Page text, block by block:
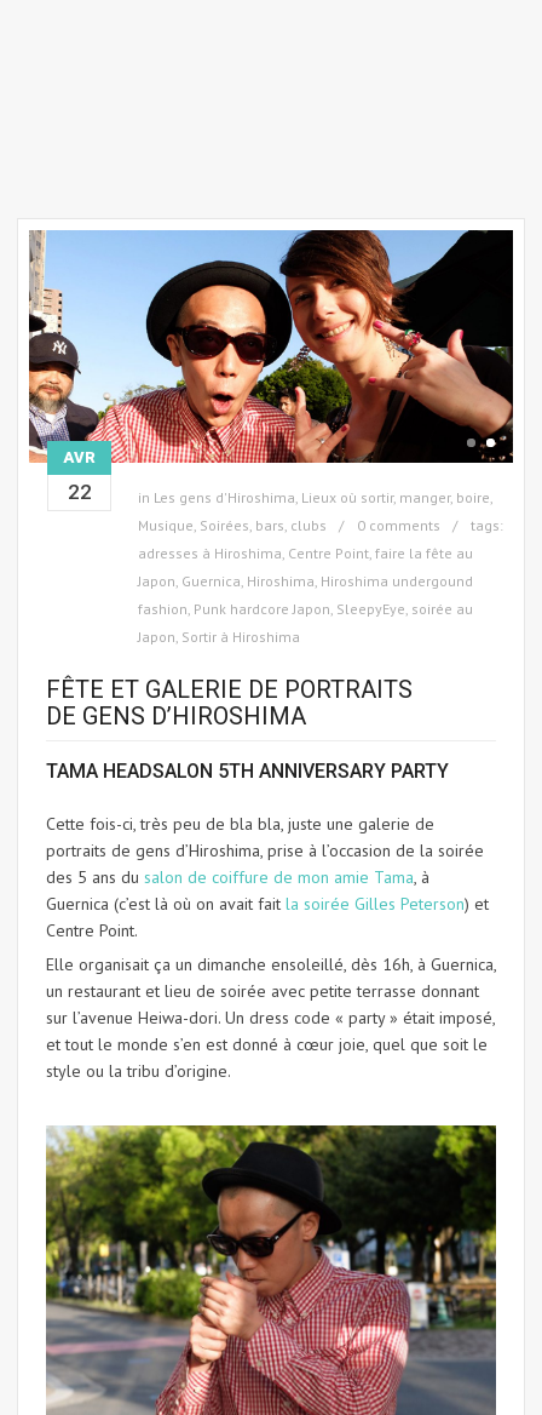
AVR
22 in Les gens d'Hiroshima, Lieux où sortir, manger, boire,
Musique, Soirées, bars, clubs 0 comments
tags:
adresses à Hiroshima, Centre Point, faire la fête au
Japon, Guernica, Hiroshima, Hiroshima undergound
fashion, Punk hardcore Japon, SleepyEye, soirée au
Japon, Sortir à Hiroshima
FÊTE ET GALERIE DE PORTRAITS
DE GENS D’HIROSHIMA
TAMA HEADSALON 5TH ANNIVERSARY PARTY
Cette fois-ci, très peu de bla bla, juste une galerie de
portraits de gens d’Hiroshima, prise à l’occasion de la soirée
des 5 ans du salon de coiffure de mon amie Tama, à
Guernica (c’est là où on avait fait la soirée Gilles Peterson) et
Centre Point.
Elle organisait ça un dimanche ensoleillé, dès 16h, à Guernica,
un restaurant et lieu de soirée avec petite terrasse donnant
sur l’avenue Heiwa-dori. Un dress code « party » était imposé,
et tout le monde s’en est donné à cœur joie, quel que soit le
style ou la tribu d’origine.